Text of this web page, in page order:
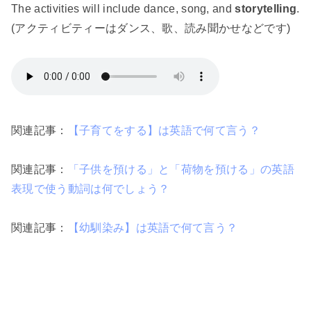
The activities will include dance, song, andstorytelling.
(アクティビティーはダンス、歌、読み聞かせなどです)
関連記事： 【子育てをする】は英語で何て言う？
関連記事：
「子供を預ける」と「荷物を預ける」の英語
表現で使う動詞は何でしょう？
関連記事： 【幼馴染み】は英語で何て言う？